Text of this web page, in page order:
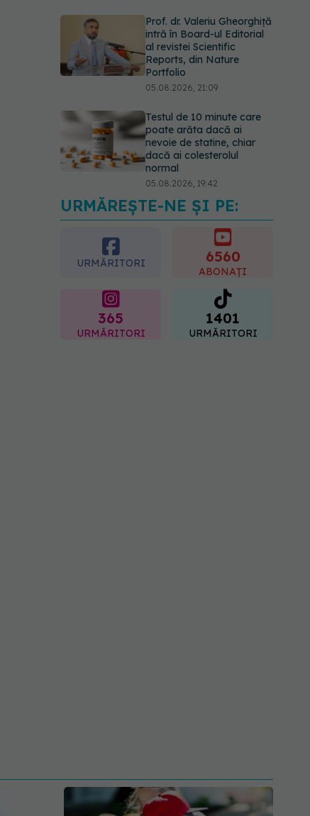
Prof. dr. Valeriu Gheorghiță
intră în Board-ul Editorial
al revistei Scientific
Reports, din Nature
Portfolio
05.08.2026, 21:09
Testul de 10 minute care
poate arăta dacă ai
nevoie de statine, chiar
dacă ai colesterolul
normal
05.08.2026, 19:42
Pepenele roșu sau cel
galben: care crește
glicemia mai repede.
Răspunsul unui medic
URMĂREȘTE-NE ȘI PE:
URMĂRITORI 6560
ABONAȚI
365
URMĂRITORI
1401
URMĂRITORI